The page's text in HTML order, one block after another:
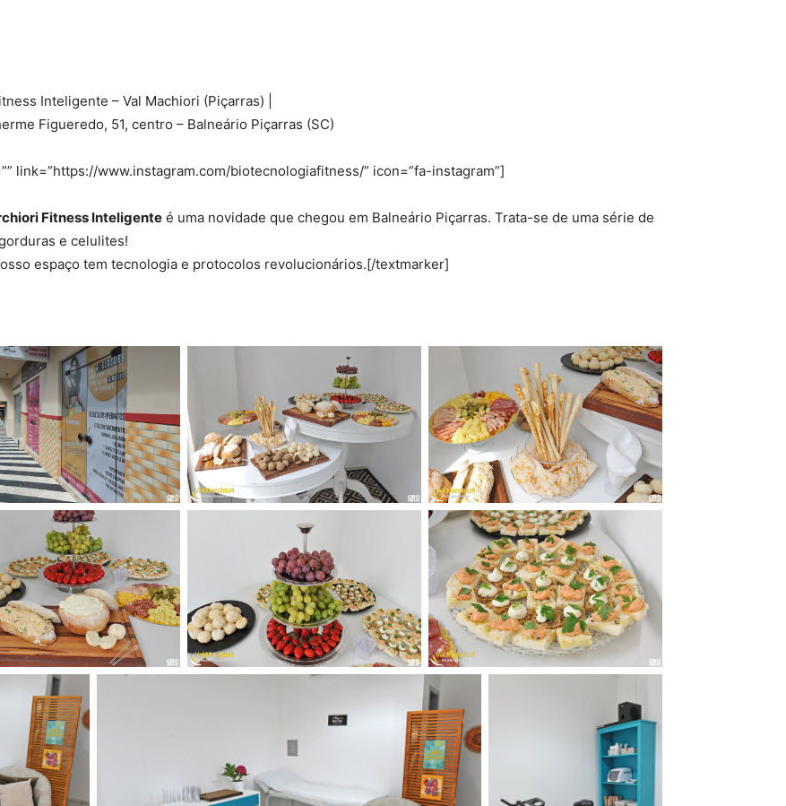
Inteligente – Val Machiori (Piçarras) |
Figueredo, 51, centro – Balneário Piçarras (SC)
link=”https://www.instagram.com/biotecnologiafitness/” icon=”fa-instagram”]
Fitness Inteligente é uma novidade que chegou em Balneário Piçarras. Trata-se de uma série de
e celulites!
espaço tem tecnologia e protocolos revolucionários.[/textmarker]